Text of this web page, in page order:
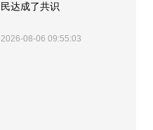
民达成了共识
2026-08-06 09:55:03